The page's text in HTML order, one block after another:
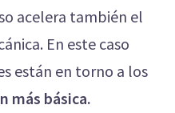
acelera también el
En este caso
están en torno a los
más básica.